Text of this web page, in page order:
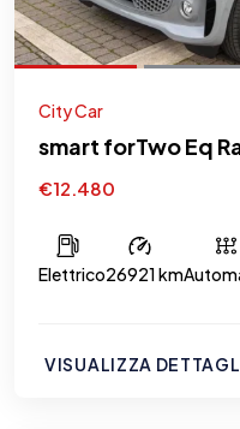
City Car
smart forTwo Eq
€12.480
Elettrico26921 km
VISUALIZZA